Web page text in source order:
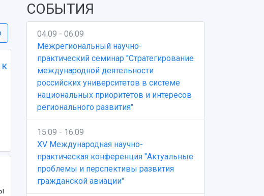
СОБЫТИЯ
04.09 - 06.09
Межрегиональный научно-
практический семинар "Стратегирование
международной деятельности
российских университетов в системе
национальных приоритетов и интересов
регионального развития"
15.09 - 16.09
XV Международная научно-
практическая конференция "Актуальные
проблемы и перспективы развития
гражданской авиации"